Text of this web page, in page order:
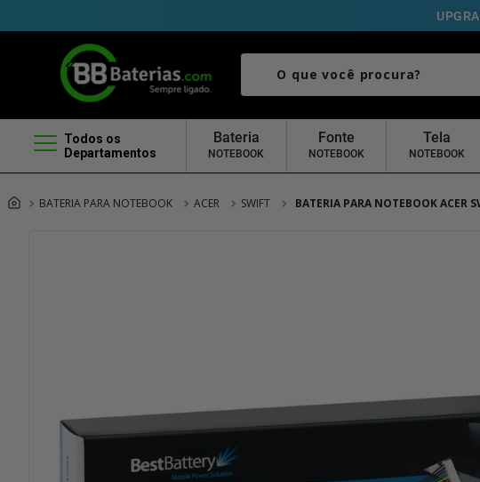
O que você procura?
Todos os
Departamentos
Bateria
NOTEBOOK
Fonte
NOTEBOOK
Tela
NOTEBOOK
BATERIA PARA NOTEBOOK ACER SWIFT BATERIA PARA NOTEBOOK ACER